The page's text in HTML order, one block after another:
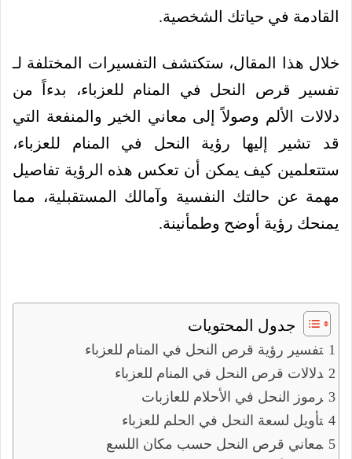
القادمة في حياتك الشخصية.
خلال هذا المقال، ستكتشف التفسيرات المختلفة لـ
تفسير قرص النحل في المنام للعزباء، بدءاً من
دلالات الألم وصولاً إلى معاني الخير والمنفعة التي
قد تشير إليها رؤية النحل في المنام للعزباء،
ستتعلمين كيف يمكن أن تعكس هذه الرؤية تفاصيل
مهمة عن حالتك النفسية وآمالك المستقبلية، مما
يمنحك رؤية أوضح وطمأنينة.
جدول المحتويات
تفسير رؤية قرص النحل في المنام للعزباء
دلالات قرص النحل في المنام للعزباء
رموز النحل في الأحلام للعازبات
تأويل لسعة النحل في الحلم للعزباء
معاني قرص النحل حسب مكان اللسع